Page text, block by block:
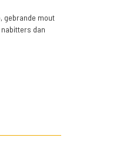
gebrande mout
dan